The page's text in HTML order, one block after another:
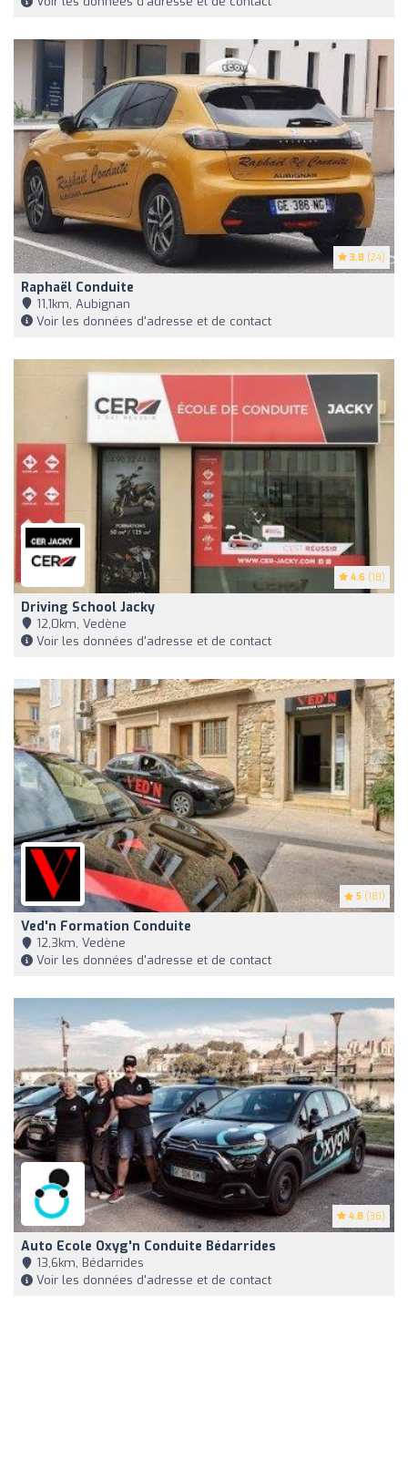
3.8 (24)
Raphaël Conduite
11,1km, Aubignan
Voir les données d'adresse et de contact
4.6 (18)
Driving School Jacky
12,0km, Vedène
Voir les données d'adresse et de contact
5 (181)
Ved'n Formation Conduite
12,3km, Vedène
Voir les données d'adresse et de contact
4.8 (36)
Auto Ecole Oxyg'n Conduite Bédarrides
13,6km, Bédarrides
Voir les données d'adresse et de contact